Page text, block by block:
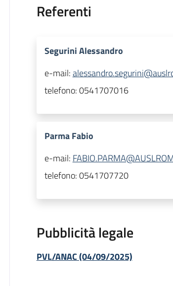
Referenti
Segurini Alessandro
e-mail:
telefono:0541707016
Parma Fabio
e-mail:
telefono:0541707720
Pubblicità legale
PVL/ANAC (04/09/2025)